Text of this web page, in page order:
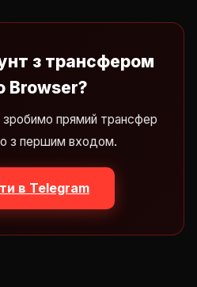
з трансфером
Browser?
прямий трансфер
з першим входом.
в Telegram